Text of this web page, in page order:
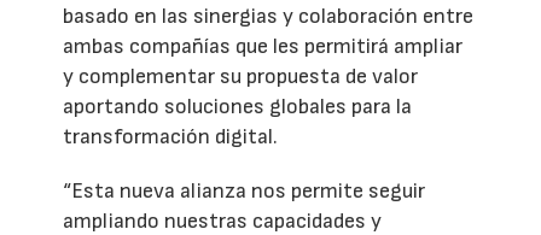
basado en las sinergias y colaboración entre
ambas compañías que les permitirá ampliar
y complementar su propuesta de valor
aportando soluciones globales para la
transformación digital.
“Esta nueva alianza nos permite seguir
ampliando nuestras capacidades y